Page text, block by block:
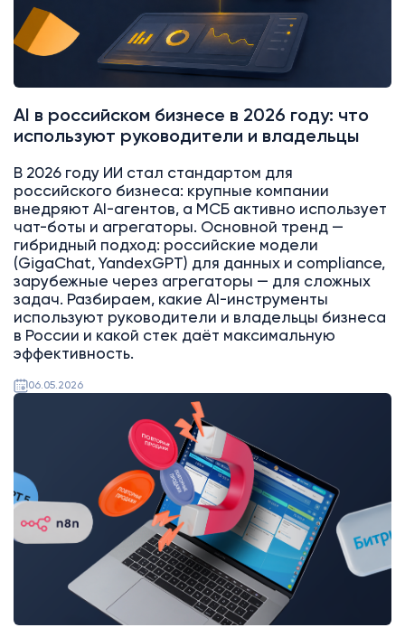
AI в российском бизнесе в 2026 году: что
используют руководители и владельцы
В 2026 году ИИ стал стандартом для
российского бизнеса: крупные компании
внедряют AI-агентов, а МСБ активно использует
чат-боты и агрегаторы. Основной тренд —
гибридный подход: российские модели
(GigaChat, YandexGPT) для данных и compliance,
зарубежные через агрегаторы — для сложных
задач. Разбираем, какие AI-инструменты
используют руководители и владельцы бизнеса
в России и какой стек даёт максимальную
эффективность.
06.05.2026